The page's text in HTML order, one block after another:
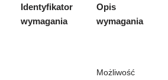
Identyfikator
wymagania
Opis
wymagania
Możliwość